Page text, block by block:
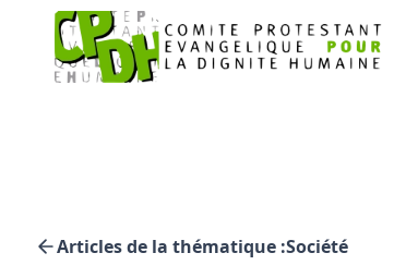
Articles de la thématique :Société